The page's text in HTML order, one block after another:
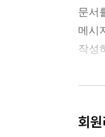
문서
메시
작성
회